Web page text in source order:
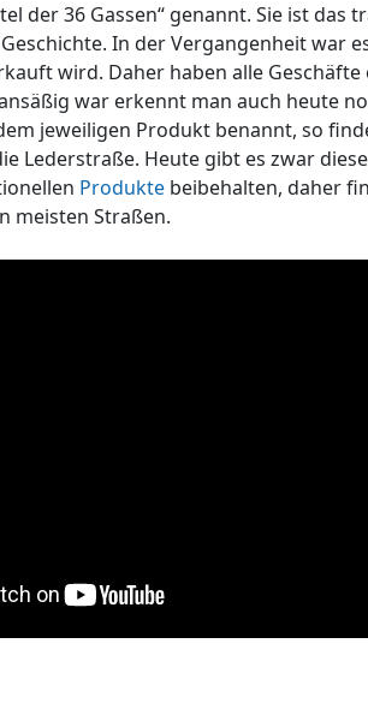
der 36 Gassen“ genannt. Sie ist
In der Vergangenheit war
wird. Daher haben alle
war erkennt man auch heute
jeweiligen Produkt benannt, so
Lederstraße. Heute gibt es zwar
Produkte beibehalten, daher
meisten Straßen.